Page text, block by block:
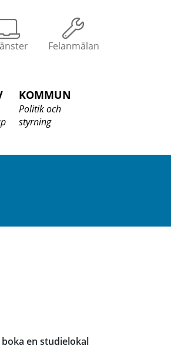
Felanmälan
KOMMUN
Politik och
styrning
en studielokal